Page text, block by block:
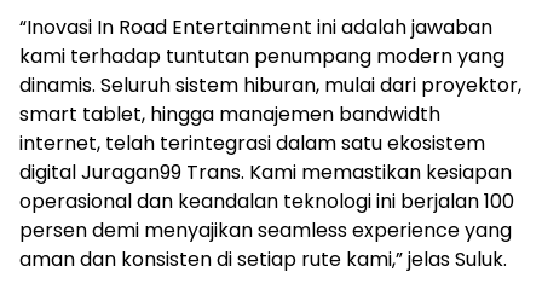
“Inovasi In Road Entertainment ini adalah jawaban
kami terhadap tuntutan penumpang modern yang
dinamis. Seluruh sistem hiburan, mulai dari proyektor,
smart tablet, hingga manajemen bandwidth
internet, telah terintegrasi dalam satu ekosistem
digital Juragan99 Trans. Kami memastikan kesiapan
operasional dan keandalan teknologi ini berjalan 100
persen demi menyajikan seamless experience yang
aman dan konsisten di setiap rute kami,” jelas Suluk.